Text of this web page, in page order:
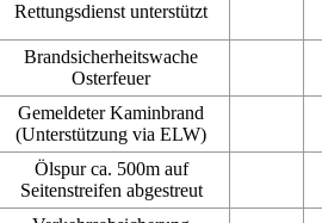
Rettungsdienst unterstützt
Brandsicherheitswache
Osterfeuer
Gemeldeter Kaminbrand
(Unterstützung via ELW)
Ölspur ca. 500m auf
Seitenstreifen abgestreut